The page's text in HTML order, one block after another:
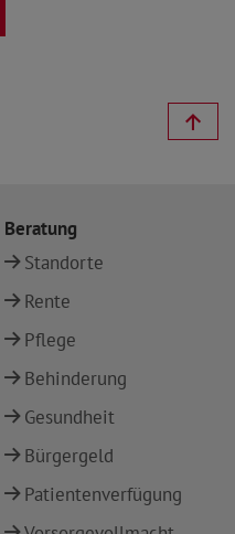
Beratung
Standorte
Rente
Pflege
Behinderung
Gesundheit
Bürgergeld
Patientenverfügung